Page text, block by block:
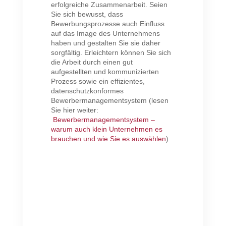
erfolgreiche Zusammenarbeit. Seien
Sie sich bewusst, dass
Bewerbungsprozesse auch Einfluss
auf das Image des Unternehmens
haben und gestalten Sie sie daher
sorgfältig. Erleichtern können Sie sich
die Arbeit durch einen gut
aufgestellten und kommunizierten
Prozess sowie ein effizientes,
datenschutzkonformes
Bewerbermanagementsystem (lesen
Sie hier weiter:
Bewerbermanagementsystem –
warum auch klein Unternehmen es
brauchen und wie Sie es auswählen)